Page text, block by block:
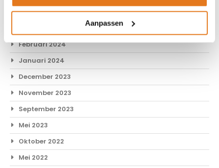
Aanpassen
April 2024
Februari 2024
Januari 2024
December 2023
November 2023
September 2023
Mei 2023
Oktober 2022
Mei 2022